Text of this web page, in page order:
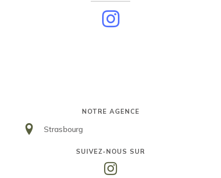
NOTRE AGENCE
Strasbourg
SUIVEZ-NOUS SUR
Instagram